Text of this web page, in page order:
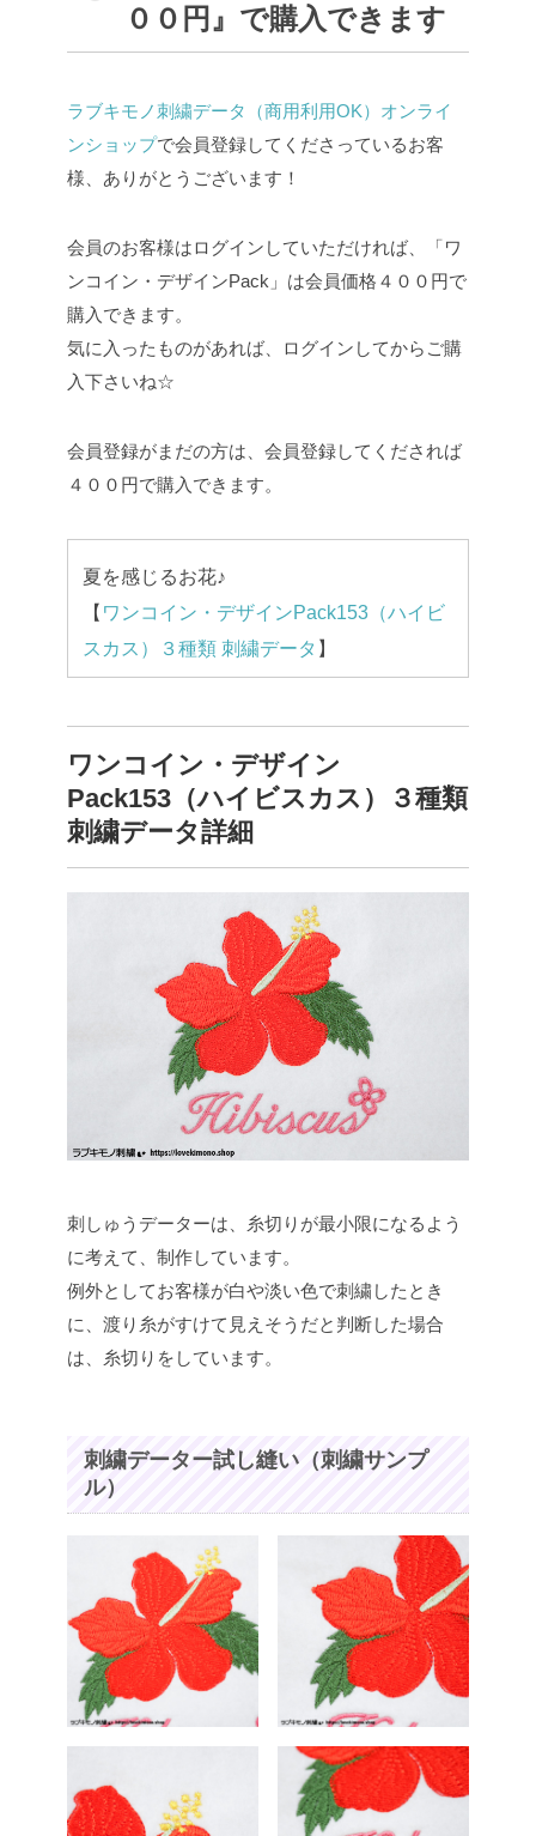
００円』で購入できます
ラブキモノ刺繍データ（商用利用OK）オンライ
ンショップで会員登録してくださっているお客
様、ありがとうございます！
会員のお客様はログインしていただければ、「ワ
ンコイン・デザインPack」は会員価格４００円で
購入できます。
気に入ったものがあれば、ログインしてからご購
入下さいね☆
会員登録がまだの方は、会員登録してくだされば
４００円で購入できます。
夏を感じるお花♪
【 ワンコイン・デザインPack153（ハイビ
スカス）３種類 刺繍データ 】
ワンコイン・デザイン
Pack153（ハイビスカス）３種類
刺繍データ詳細
刺しゅうデーターは、糸切りが最小限になるよう
に考えて、制作しています。
例外としてお客様が白や淡い色で刺繍したとき
に、渡り糸がすけて見えそうだと判断した場合
は、糸切りをしています。
刺繍データー試し縫い（刺繍サンプ
ル）